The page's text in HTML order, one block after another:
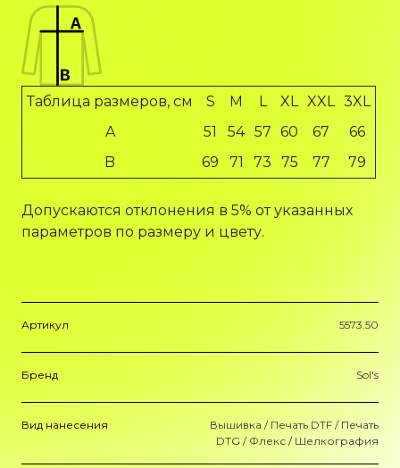
Таблица размеров, см S M L XL XXL 3XL
A
51 54 57 60 67
66
B
69 71 73 75 77 79
Допускаются отклонения в 5% от указанных
параметров по размеру и цвету.
Артикул 5573.50
Бренд Sol's
Вид нанесения
Вышивка / Печать DTF / Печать
DTG / Флекс / Шелкография